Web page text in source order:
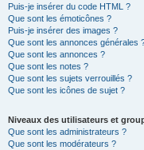
Puis-je insérer du code HTML ?
Que sont les émoticônes ?
Puis-je insérer des images ?
Que sont les annonces générales
Que sont les annonces ?
Que sont les notes ?
Que sont les sujets verrouillés ?
Que sont les icônes de sujet ?
Niveaux des utilisateurs et
Que sont les administrateurs ?
Que sont les modérateurs ?